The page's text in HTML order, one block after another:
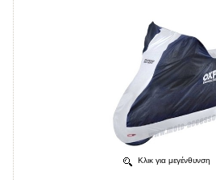
Κλικ για μεγένθυνση